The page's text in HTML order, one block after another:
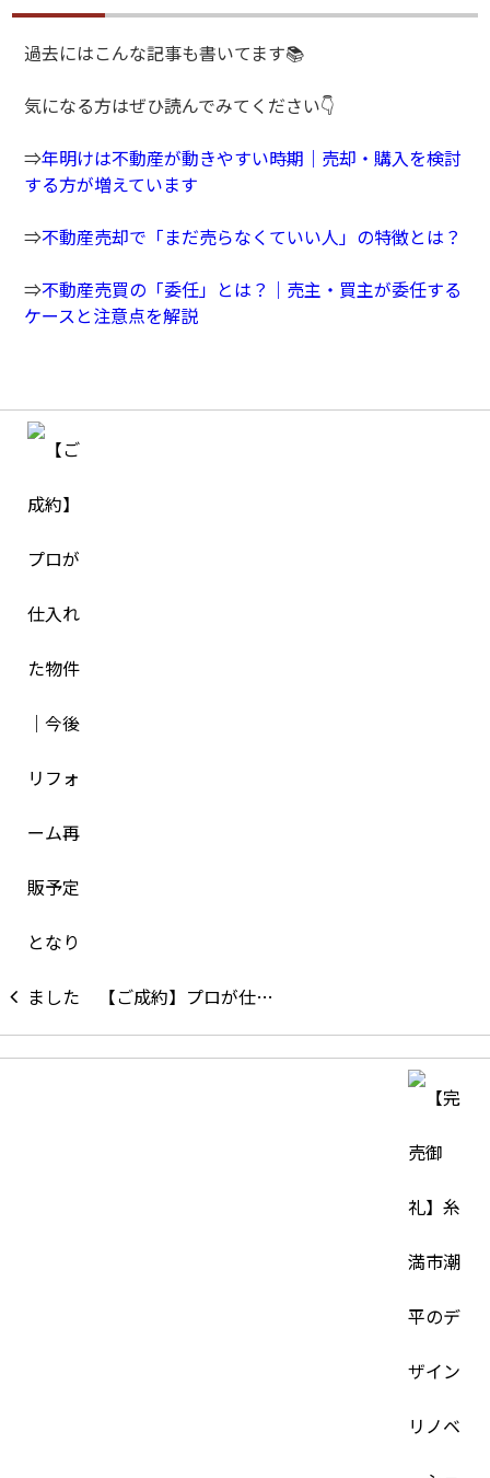
過去にはこんな記事も書いてます📚
気になる方はぜひ読んでみてください👇
⇒年明けは不動産が動きやすい時期｜売却・購入を検討
する方が増えています
⇒不動産売却で「まだ売らなくていい人」の特徴とは？
⇒不動産売買の「委任」とは？｜売主・買主が委任する
ケースと注意点を解説
【ご成約】プロが仕…